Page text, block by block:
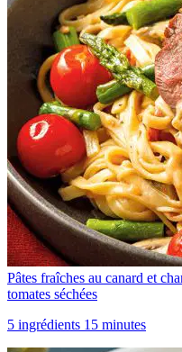
Pâtes fraîches au canard et
tomates séchées
5 ingrédients 15 minutes